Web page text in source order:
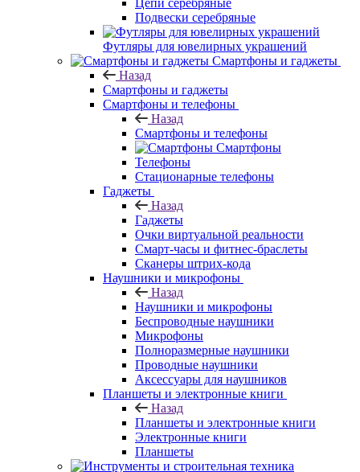
Цепи серебряные
Подвески серебряные
Футляры для ювелирных украшений
Смартфоны и гаджеты
Назад
Смартфоны и гаджеты
Смартфоны и телефоны
Назад
Смартфоны и телефоны
Смартфоны
Телефоны
Стационарные телефоны
Гаджеты
Назад
Гаджеты
Очки виртуальной реальности
Смарт-часы и фитнес-браслеты
Сканеры штрих-кода
Наушники и микрофоны
Назад
Наушники и микрофоны
Беспроводные наушники
Микрофоны
Полноразмерные наушники
Проводные наушники
Аксессуары для наушников
Планшеты и электронные книги
Назад
Планшеты и электронные книги
Электронные книги
Планшеты